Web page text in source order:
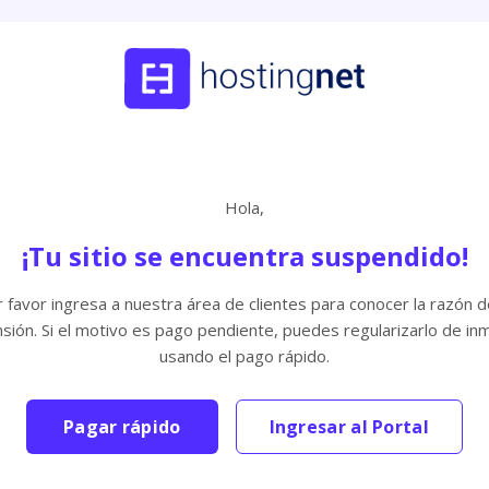
Hola,
¡Tu sitio se encuentra suspendido!
favor ingresa a nuestra área de clientes para conocer la razón
Si el motivo es pago pendiente, puedes regularizarlo de
usando el pago rápido.
Pagar rápido Ingresar al Portal